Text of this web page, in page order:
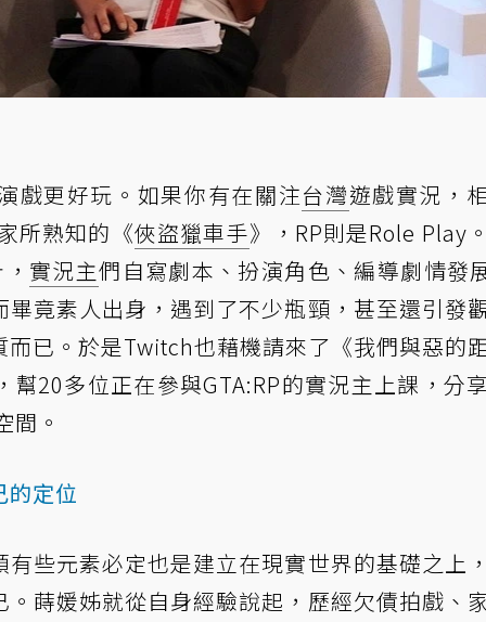
戲更好玩。如果你有在關注台灣遊戲實況，
所熟知的《俠盜獵車手》，RP則是Role Play
實況主們自寫劇本、扮演角色、編導劇情發
竟素人出身，遇到了不少瓶頸，甚至還引發
已。於是Twitch也藉機請來了《我們與惡的
20多位正在參與GTA:RP的實況主上課，分
間。
的定位
些元素必定也是建立在現實世界的基礎之上
蒔媛姊就從自身經驗說起，歷經欠債拍戲、